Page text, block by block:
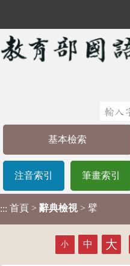
基本檢索
注音索引 筆畫索引
::: 首頁 > 辭典檢視 > 擘
小 中 大